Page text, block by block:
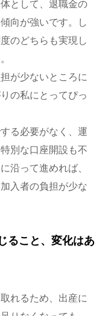
として、退職金の
向が強いです。し
のどちらも実現し
が少ないところに
の私にとってぴっ
る必要がなく、運
別な口座開設も不
沿って進めれば、
入者の負担が少な
ること、変化はあ
れるため、出産に